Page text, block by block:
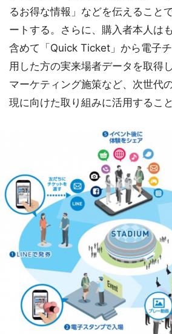
るお得な情報」などを伝えること
ートする。さらに、購入者本人は
含めて「Quick Ticket」から電子
用した方の実来場者データを取得
マーケティング施策など、次世代
現に向けた取り組みに活用するこ